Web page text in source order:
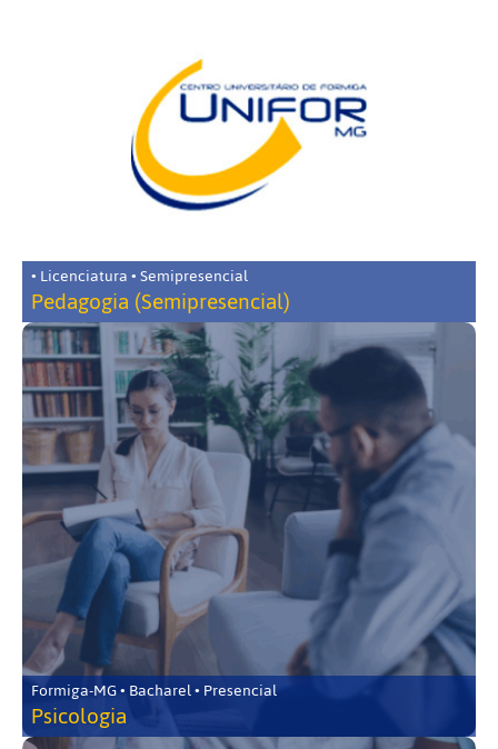
• Licenciatura • Semipresencial
Pedagogia (Semipresencial)
Formiga-MG • Bacharel • Presencial
Psicologia